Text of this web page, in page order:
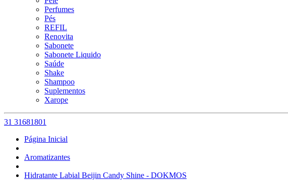
Perfumes
Pés
REFIL
Renovita
Sabonete
Sabonete Liquido
Saúde
Shake
Shampoo
Suplementos
Xarope
31 31681801
Página Inicial
Aromatizantes
Hidratante Labial Beijin Candy Shine - DOKMOS